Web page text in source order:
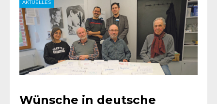
AKTUELLES
Wünsche in deutsche